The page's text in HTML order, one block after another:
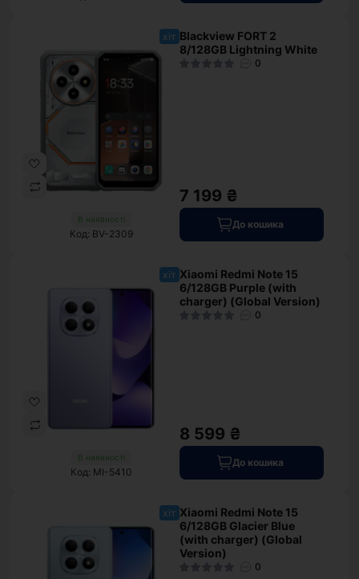
хіт
В наявності
Код: BV-2309
Blackview FORT 2
8/128GB Lightning White
0
7 199 ₴
До кошика
хіт
В наявності
Код: MI-5410
Xiaomi Redmi Note 15
6/128GB Purple (with
charger) (Global Version)
0
8 599 ₴
До кошика
хіт Xiaomi Redmi Note 15
6/128GB Glacier Blue
(with charger) (Global
Version)
0